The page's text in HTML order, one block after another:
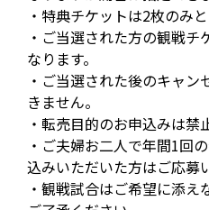
・特典チケットは2枚のみと
・ご当選された方の観戦チ
なります。
・ご当選された後のキャ
きません。
・転売目的のお申込みは禁
・ご夫婦お二人で年間1回
込みいただいた方はご応募
・観戦試合はご希望に添え